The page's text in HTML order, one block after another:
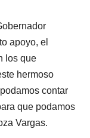
apoyo, el
los que
hermoso
contar
que podamos
Vargas.